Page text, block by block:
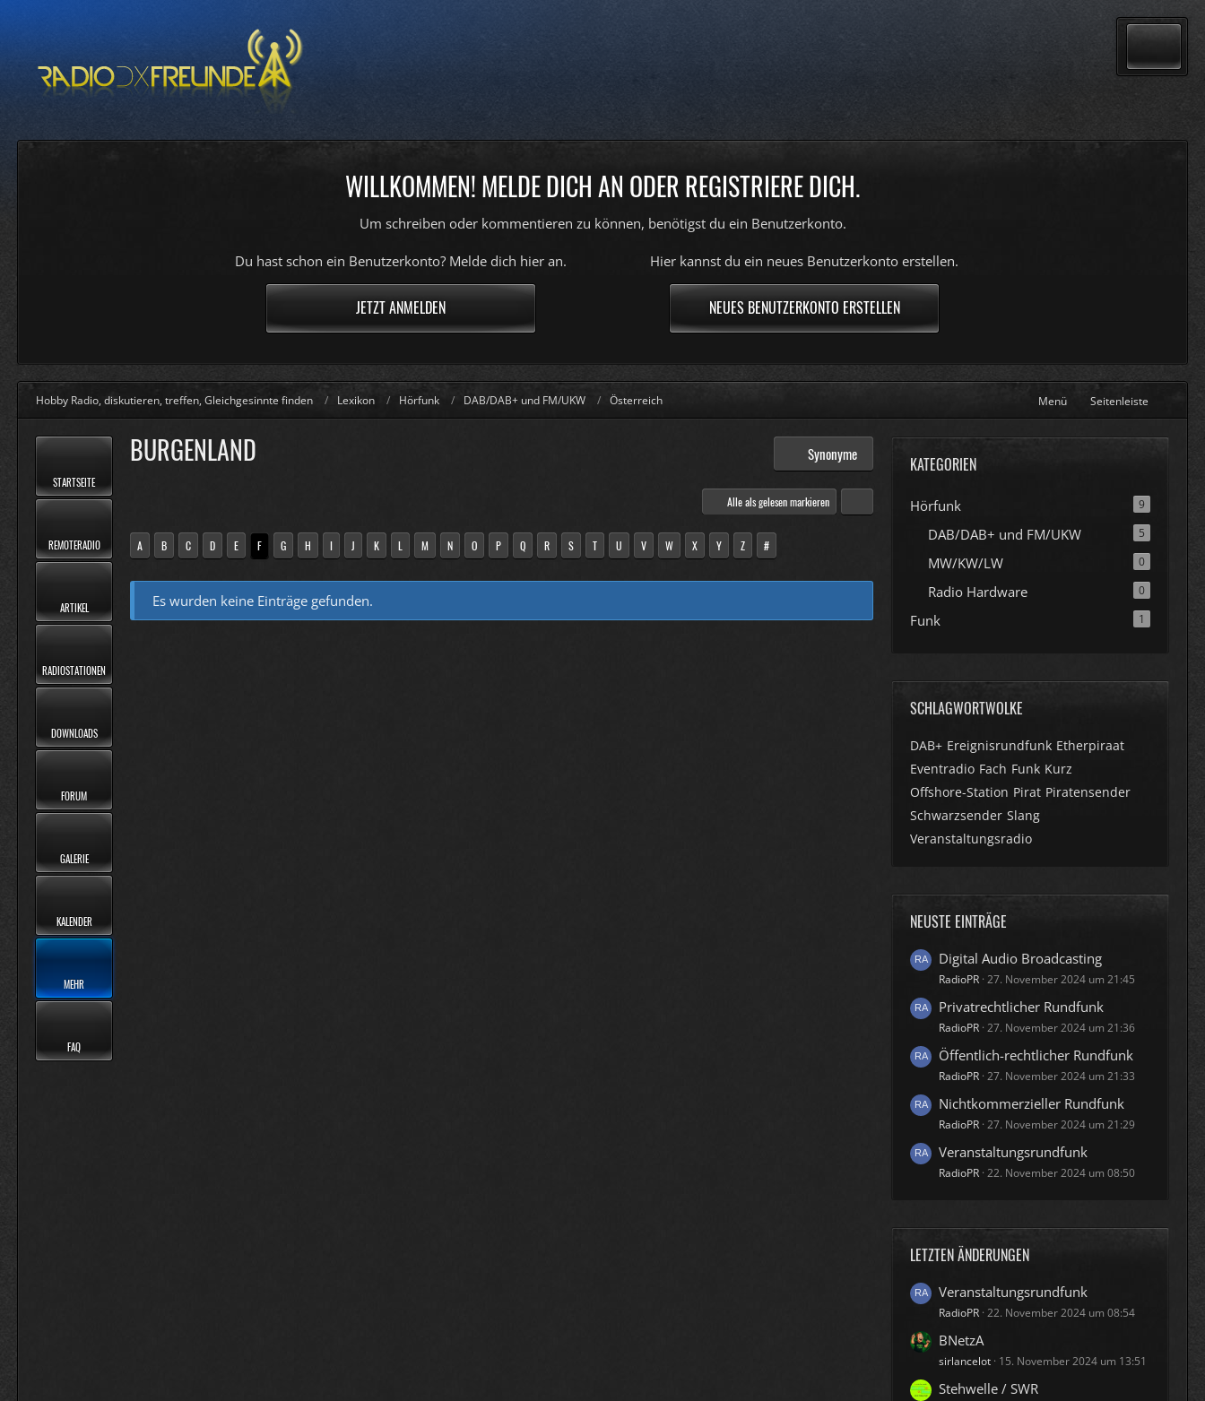
WILLKOMMEN! MELDE DICH AN ODER REGISTRIERE DICH.
Um schreiben oder kommentieren zu können, benötigst du ein Benutzerkonto.
Du hast schon ein Benutzerkonto? Melde dich hier an.
JETZT ANMELDEN
Hier kannst du ein neues Benutzerkonto erstellen.
NEUES BENUTZERKONTO ERSTELLEN
Hobby Radio, diskutieren, treffen, Gleichgesinnte finden Lexikon Hörfunk DAB/DAB+ und FM/UKW Österreich Menü Seitenleiste
STARTSEITE
REMOTERADIO
ARTIKEL
RADIOSTATIONEN
DOWNLOADS
FORUM
GALERIE
KALENDER
MEHR
FAQ
BURGENLAND Synonyme
Alle als gelesen markieren
A B C D E F G H I J K L M N O P Q R S T U V W X Y Z #
Es wurden keine Einträge gefunden.
KATEGORIEN
Hörfunk 9
DAB/DAB+ und FM/UKW 5
MW/KW/LW 0
Radio Hardware 0
Funk 1
SCHLAGWORTWOLKE
DAB+ Ereignisrundfunk Etherpiraat
Eventradio Fach Funk Kurz
Offshore-Station Pirat Piratensender
Schwarzsender Slang
Veranstaltungsradio
NEUSTE EINTRÄGE
Digital Audio Broadcasting
RadioPR 27. November 2024 um 21:45
Privatrechtlicher Rundfunk
RadioPR 27. November 2024 um 21:36
Öffentlich-rechtlicher Rundfunk
RadioPR 27. November 2024 um 21:33
Nichtkommerzieller Rundfunk
RadioPR 27. November 2024 um 21:29
Veranstaltungsrundfunk
RadioPR 22. November 2024 um 08:50
LETZTEN ÄNDERUNGEN
Veranstaltungsrundfunk
RadioPR 22. November 2024 um 08:54
BNetzA
sirlancelot 15. November 2024 um 13:51
Stehwelle / SWR